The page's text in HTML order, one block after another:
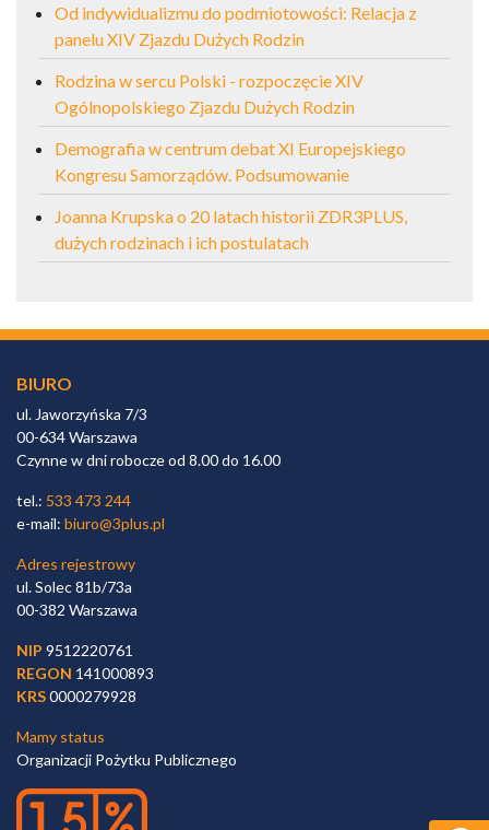
Od indywidualizmu do podmiotowości: Relacja z
panelu XIV Zjazdu Dużych Rodzin
Rodzina w sercu Polski - rozpoczęcie XIV
Ogólnopolskiego Zjazdu Dużych Rodzin
Demografia w centrum debat XI Europejskiego
Kongresu Samorządów. Podsumowanie
Joanna Krupska o 20 latach historii ZDR3PLUS,
dużych rodzinach i ich postulatach
BIURO
ul. Jaworzyńska 7/3
00-634 Warszawa
Czynne w dni robocze od 8.00 do 16.00
tel.: 533 473 244
e-mail: biuro@3plus.pl
Adres rejestrowy
ul. Solec 81b/73a
00-382 Warszawa
NIP 9512220761
REGON 141000893
KRS0000279928
Mamy status
Organizacji Pożytku Publicznego